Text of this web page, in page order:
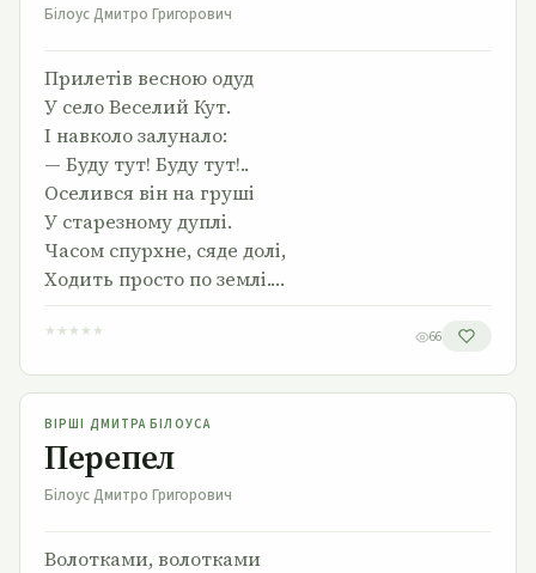
Білоус Дмитро Григорович
Прилетів весною одуд
У село Веселий Кут.
І навколо залунало:
— Буду тут! Буду тут!..
Оселився він на груші
У старезному дуплі.
Часом спурхне, сяде долі,
Ходить просто по землі.…
★ ★ ★ ★ ★ 66
Перепел
ВІРШІ ДМИТРА БІЛОУСА
Перепел
Білоус Дмитро Григорович
Волотками, волотками